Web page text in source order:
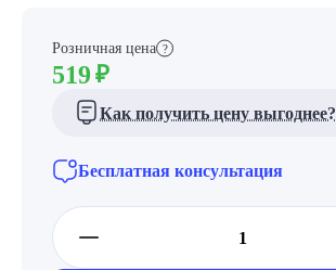
Розничная цена ?
519 ₽
Как получить цену выгоднее?
Бесплатная консультация